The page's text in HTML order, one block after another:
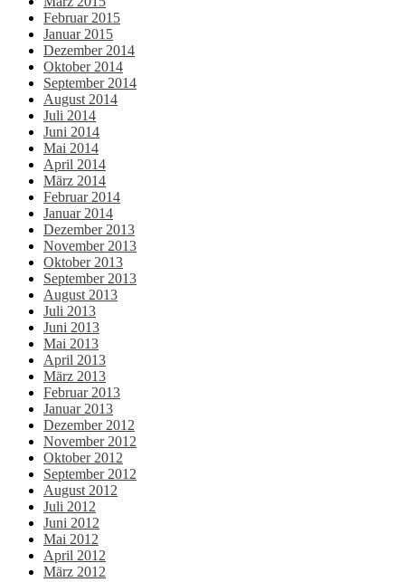
Februar 2015
Januar 2015
Dezember 2014
Oktober 2014
September 2014
August 2014
Juli 2014
Juni 2014
Mai 2014
April 2014
März 2014
Februar 2014
Januar 2014
Dezember 2013
November 2013
Oktober 2013
September 2013
August 2013
Juli 2013
Juni 2013
Mai 2013
April 2013
März 2013
Februar 2013
Januar 2013
Dezember 2012
November 2012
Oktober 2012
September 2012
August 2012
Juli 2012
Juni 2012
Mai 2012
April 2012
März 2012